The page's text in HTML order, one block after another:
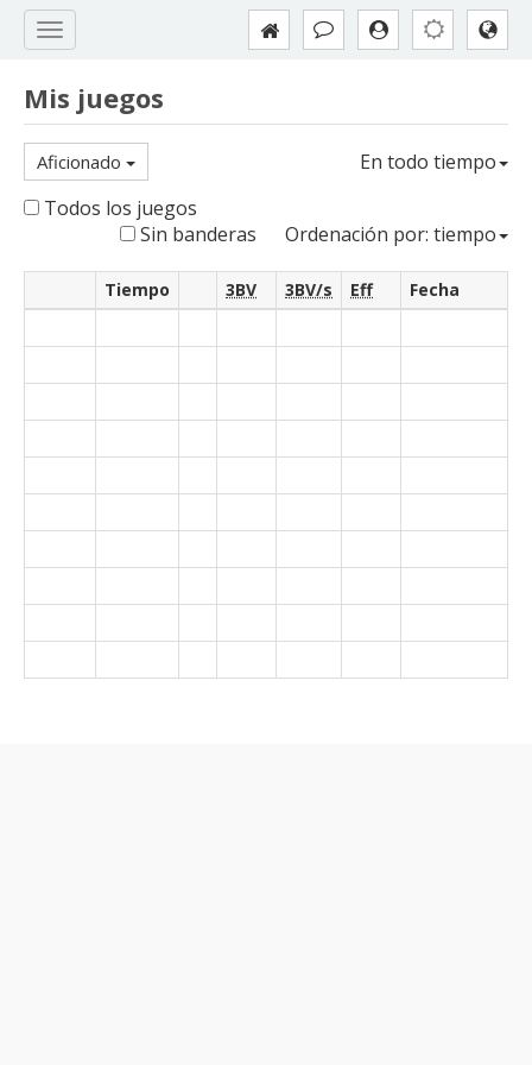
Mis juegos
Aficionado
En todo tiempo
Todos los juegos
Sin banderas
Ordenación por: tiempo
Tiempo 3BV 3BV/s Eff Fecha